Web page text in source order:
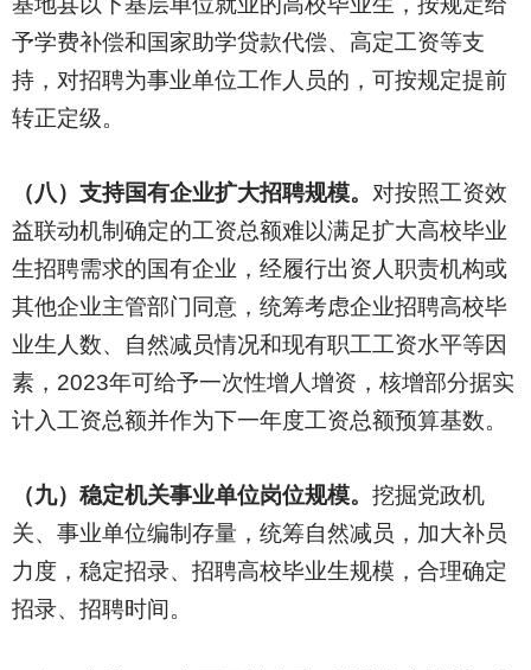
予学费补偿和国家助学贷款代偿、高定工资等支
持，对招聘为事业单位工作人员的，可按规定提前
转正定级。
（八）支持国有企业扩大招聘规模。 对按照工资效
益联动机制确定的工资总额难以满足扩大高校毕业
生招聘需求的国有企业，经履行出资人职责机构或
其他企业主管部门同意，统筹考虑企业招聘高校毕
业生人数、自然减员情况和现有职工工资水平等因
素，2023年可给予一次性增人增资，核增部分据实
计入工资总额并作为下一年度工资总额预算基数。
（九）稳定机关事业单位岗位规模。 挖掘党政机
关、事业单位编制存量，统筹自然减员，加大补员
力度，稳定招录、招聘高校毕业生规模，合理确定
招录、招聘时间。